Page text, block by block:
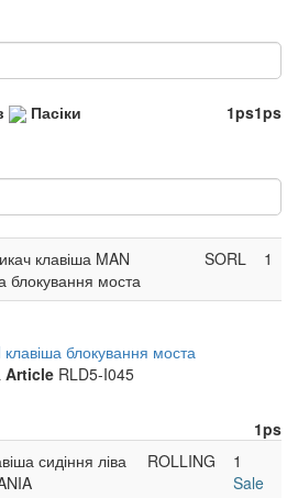
1ps
Пасіки
1ps
клавіша MAN
блокування моста
SORL 1
блокування моста
Article RLD5-I045
1ps
сидіння ліва
ROLLING
1
Sale